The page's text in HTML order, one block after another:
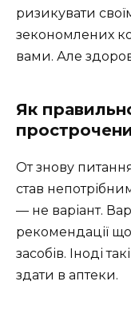
ризикувати
зекономлених
вами. Але
Як
От знову
став
— не варіант.
рекомендації
засобів. Іноді
здати в аптеки.